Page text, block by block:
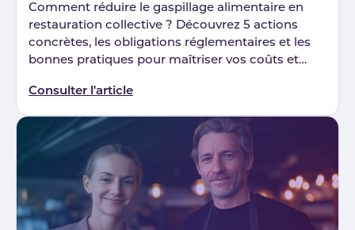
Comment réduire le gaspillage alimentaire en
restauration collective ? Découvrez 5 actions
concrètes, les obligations réglementaires et les
bonnes pratiques pour maîtriser vos coûts et
Consulter l'article